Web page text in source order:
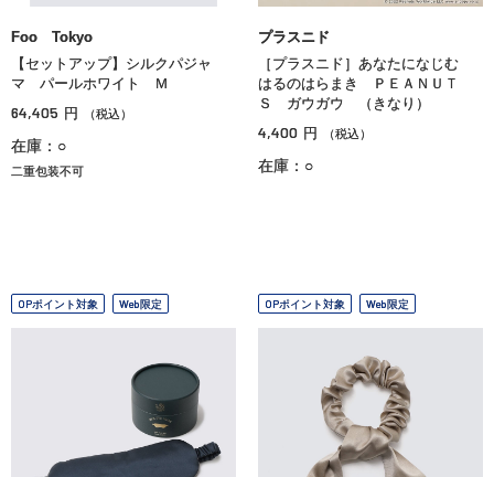
Foo Tokyo
【セットアップ】シルクパジャ
マ パールホワイト Ｍ
64,405 円 （税込）
在庫：○
二重包装不可
プラスニド
［プラスニド］あなたになじむ
はるのはらまき ＰＥＡＮＵＴ
Ｓ ガウガウ （きなり）
4,400 円 （税込）
在庫：○
OPポイント対象 Web限定 OPポイント対象 Web限定